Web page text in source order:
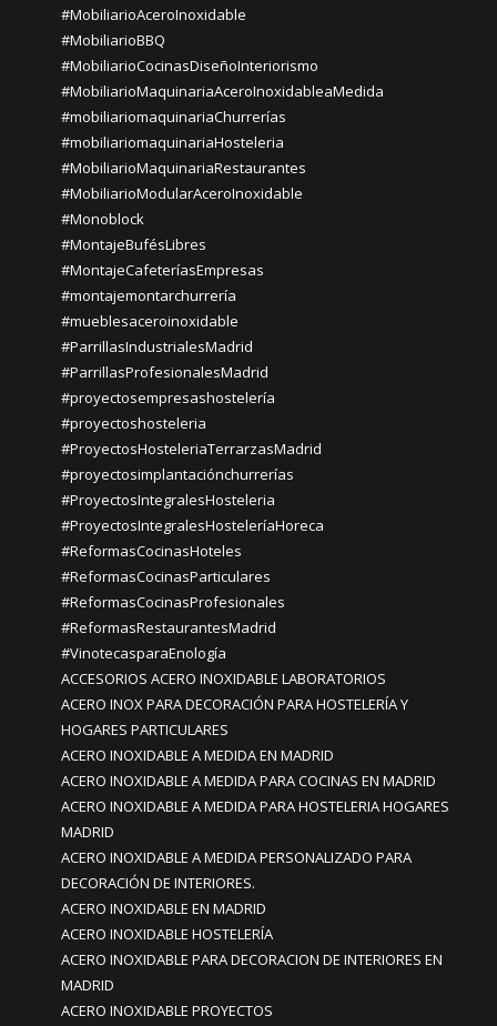
#MobiliarioAceroInoxidable
#MobiliarioBBQ
#MobiliarioCocinasDiseñoInteriorismo
#MobiliarioMaquinariaAceroInoxidableaMedida
#mobiliariomaquinariaChurrerías
#mobiliariomaquinariaHosteleria
#MobiliarioMaquinariaRestaurantes
#MobiliarioModularAceroInoxidable
#Monoblock
#MontajeBufésLibres
#MontajeCafeteríasEmpresas
#montajemontarchurrería
#mueblesaceroinoxidable
#ParrillasIndustrialesMadrid
#ParrillasProfesionalesMadrid
#proyectosempresashostelería
#proyectoshosteleria
#ProyectosHosteleriaTerrarzasMadrid
#proyectosimplantaciónchurrerías
#ProyectosIntegralesHosteleria
#ProyectosIntegralesHosteleríaHoreca
#ReformasCocinasHoteles
#ReformasCocinasParticulares
#ReformasCocinasProfesionales
#ReformasRestaurantesMadrid
#VinotecasparaEnología
ACCESORIOS ACERO INOXIDABLE LABORATORIOS
ACERO INOX PARA DECORACIÓN PARA HOSTELERÍA Y
HOGARES PARTICULARES
ACERO INOXIDABLE A MEDIDA EN MADRID
ACERO INOXIDABLE A MEDIDA PARA COCINAS EN MADRID
ACERO INOXIDABLE A MEDIDA PARA HOSTELERIA HOGARES
MADRID
ACERO INOXIDABLE A MEDIDA PERSONALIZADO PARA
DECORACIÓN DE INTERIORES.
ACERO INOXIDABLE EN MADRID
ACERO INOXIDABLE HOSTELERÍA
ACERO INOXIDABLE PARA DECORACION DE INTERIORES EN
MADRID
ACERO INOXIDABLE PROYECTOS